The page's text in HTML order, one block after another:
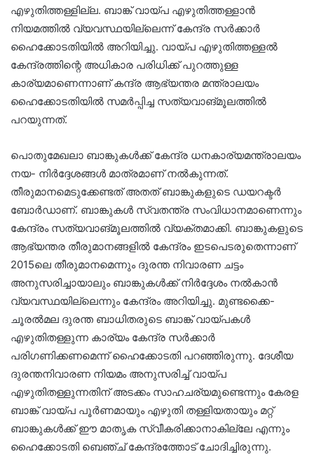
എഴുതിത്തള്ളില്ല. ബാങ്ക് വായ്പ എഴുതിത്തള്ളാൻ
നിയമത്തിൽ വ്യവസ്ഥയില്ലെന്ന് കേന്ദ്ര സർക്കാർ
ഹൈക്കോടതിയിൽ അറിയിച്ചു. വായ്പ എഴുതിത്തള്ളൽ
കേന്ദ്രത്തിന്റെ അധികാര പരിധിക്ക് പുറത്തുള്ള
കാര്യമാണെന്നാണ് കന്ദ്ര ആഭ്യന്തര മന്ത്രാലയം
ഹൈക്കോടതിയിൽ സമർപ്പിച്ച സത്യവാങ്മൂലത്തിൽ
പറയുന്നത്.
പൊതുമേഖലാ ബാങ്കുകൾക്ക് കേന്ദ്ര ധനകാര്യമന്ത്രാലയം
നയ- നിർദ്ദേശങ്ങൾ മാത്രമാണ് നൽകുന്നത്.
തീരുമാനമെടുക്കേണ്ടത് അതത് ബാങ്കുകളുടെ ഡയറക്ടർ
ബോർഡാണ്. ബാങ്കുകൾ സ്വതന്ത്ര സംവിധാനമാണെന്നും
കേന്ദ്രം സത്യവാങ്മൂലത്തിൽ വ്യക്തമാക്കി. ബാങ്കുകളുടെ
ആഭ്യന്തര തീരുമാനങ്ങളിൽ കേന്ദ്രം ഇടപെടരുതെന്നാണ്
2015ലെ തീരുമാനമെന്നും ദുരന്ത നിവാരണ ചട്ടം
അനുസരിച്ചായാലും ബാങ്കുകൾക്ക് നിർദ്ദേശം നൽകാൻ
വ്യവസ്ഥയില്ലെന്നും കേന്ദ്രം അറിയിച്ചു. മുണ്ടക്കൈ-
ചൂരൽമല ദുരന്ത ബാധിതരുടെ ബാങ്ക് വായ്പകൾ
എഴുതിതള്ളുന്ന കാര്യം കേന്ദ്ര സർക്കാർ
പരിഗണിക്കണമെന്ന് ഹൈക്കോടതി പറഞ്ഞിരുന്നു. ദേശീയ
ദുരന്തനിവാരണ നിയമം അനുസരിച്ച് വായ്പ
എഴുതിതള്ളുന്നതിന് അടക്കം സാഹചര്യമുണ്ടെന്നും കേരള
ബാങ്ക് വായ്പ പൂർണമായും എഴുതി തള്ളിയതായും മറ്റ്
ബാങ്കുകൾക്ക് ഈ മാതൃക സ്വീകരിക്കാനാകില്ലേ എന്നും
ഹൈക്കോടതി ബെഞ്ച് കേന്ദ്രത്തോട് ചോദിച്ചിരുന്നു.